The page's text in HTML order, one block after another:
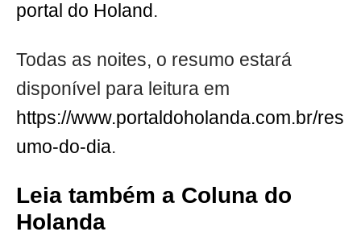
portal do Holand .
Todas as noites, o resumo estará
disponível para leitura em
https://www.portaldoholanda.com.br/res
umo-do-dia.
Leia também a Coluna do
Holanda